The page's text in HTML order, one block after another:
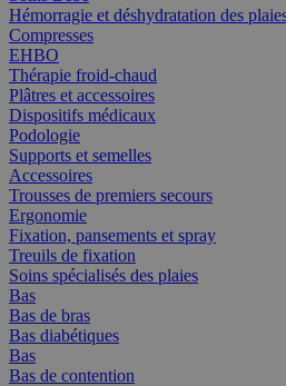
Hémorragie et déshydratation des
Compresses
EHBO
Thérapie froid-chaud
Plâtres et accessoires
Dispositifs médicaux
Podologie
Supports et semelles
Accessoires
Trousses de premiers secours
Ergonomie
Fixation, pansements et spray
Treuils de fixation
Soins spécialisés des plaies
Bas
Bas de bras
Bas diabétiques
Bas
Bas de contention